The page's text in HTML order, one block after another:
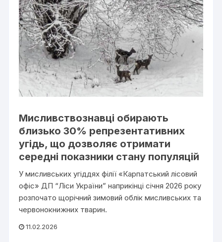
Мисливствознавці обирають
близько 30% репрезентативних
угідь, що дозволяє отримати
середні показники стану популяцій
У мисливських угіддях філії «Карпатський лісовий
офіс» ДП “Ліси України” наприкінці січня 2026 року
розпочато щорічний зимовий облік мисливських та
червонокнижних тварин.
11.02.2026